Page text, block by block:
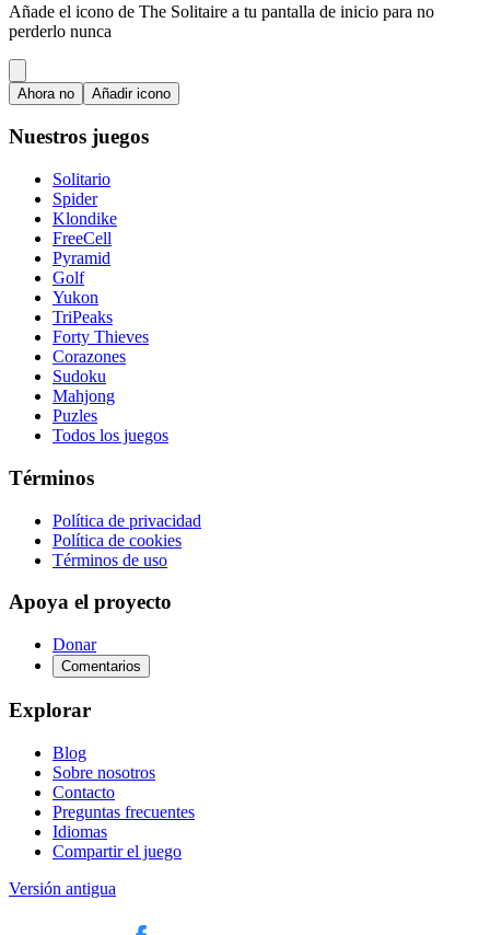
Añade el icono de The Solitaire a tu pantalla de inicio para no
perderlo nunca
Ahora no Añadir icono
Nuestros juegos
Solitario
Spider
Klondike
FreeCell
Pyramid
Golf
Yukon
TriPeaks
Forty Thieves
Corazones
Sudoku
Mahjong
Puzles
Todos los juegos
Términos
Política de privacidad
Política de cookies
Términos de uso
Apoya el proyecto
Donar
Comentarios
Explorar
Blog
Sobre nosotros
Contacto
Preguntas frecuentes
Idiomas
Compartir el juego
Versión antigua